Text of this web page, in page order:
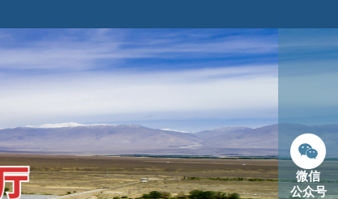
微信
公众号